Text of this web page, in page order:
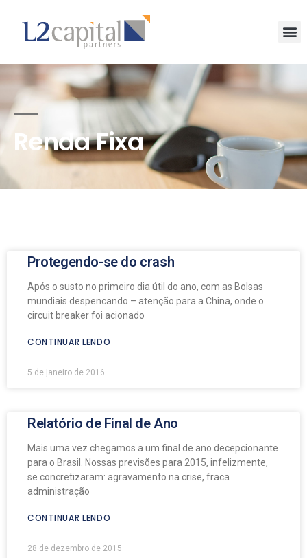
Renda Fixa
Protegendo-se do crash
Após o susto no primeiro dia útil do ano, com as Bolsas
mundiais despencando – atenção para a China, onde o
circuit breaker foi acionado
CONTINUAR LENDO
5 de janeiro de 2016
Relatório de Final de Ano
Mais uma vez chegamos a um final de ano decepcionante
para o Brasil. Nossas previsões para 2015, infelizmente,
se concretizaram: agravamento na crise, fraca
administração
CONTINUAR LENDO
28 de dezembro de 2015